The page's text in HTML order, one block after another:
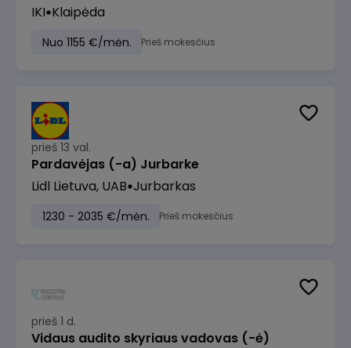
IKI Klaipėda
Nuo 1155 €/mėn. Prieš mokesčius
prieš 13 val.
Pardavėjas (-a) Jurbarke
Lidl Lietuva, UAB Jurbarkas
1230 - 2035 €/mėn. Prieš mokesčius
prieš 1 d.
Vidaus audito skyriaus vadovas (-ė)